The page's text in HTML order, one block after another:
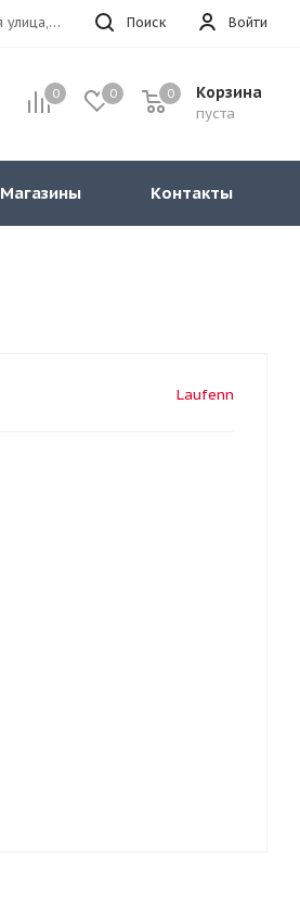
Войти
Поиск
г.Москва, Верхняя Первомайская улица, 47к11 офис 214
0 0 Корзина
пуста
0
Магазины Контакты
Laufenn